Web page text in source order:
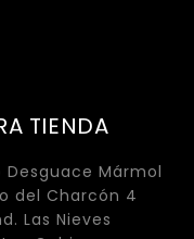
TIENDA
Desguace Mármol
del Charcón 4
Las Nieves